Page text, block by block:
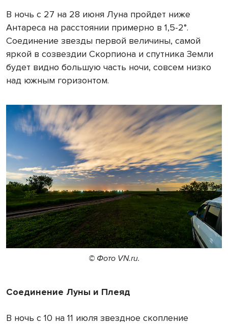
В ночь с 27 на 28 июня Луна пройдет ниже
Антареса на расстоянии примерно в 1,5-2°.
Соединение звезды первой величины, самой
яркой в созвездии Скорпиона и спутника Земли
будет видно большую часть ночи, совсем низко
над южным горизонтом.
© Фото VN.ru.
Соединение Луны и Плеяд
В ночь с 10 на 11 июля звездное скопление